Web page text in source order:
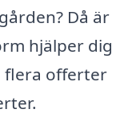
Då är
hjälper dig
flera offerter